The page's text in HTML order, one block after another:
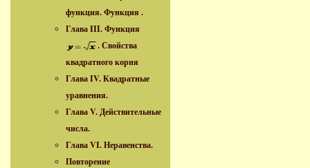
функция. Функция .
Глава III. Функция
. Свойства
квадратного корня
Глава IV. Квадратные
уравнения.
Глава V. Действительные
числа.
Глава VI. Неравенства.
Повторение